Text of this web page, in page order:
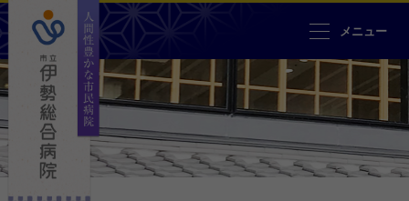
人間性豊かな市民病院 市立伊勢
メニュー